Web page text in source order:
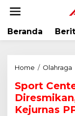
Beranda
Home / Olahraga
r
t
Sport
Kejurnas